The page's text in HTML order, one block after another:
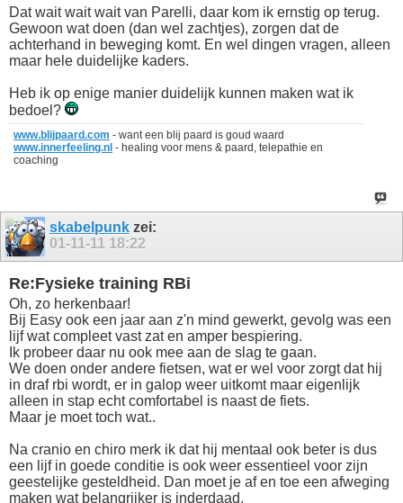
Dat wait wait wait van Parelli, daar kom ik ernstig op terug.
Gewoon wat doen (dan wel zachtjes), zorgen dat de
achterhand in beweging komt. En wel dingen vragen, alleen
maar hele duidelijke kaders.
Heb ik op enige manier duidelijk kunnen maken wat ik
bedoel?
www.blijpaard.com - want een blij paard is goud waard
www.innerfeeling.nl - healing voor mens & paard, telepathie en
coaching
skabelpunk zei:
01-11-11 18:22
Re:Fysieke training RBi
Oh, zo herkenbaar!
Bij Easy ook een jaar aan z'n mind gewerkt, gevolg was een
lijf wat compleet vast zat en amper bespiering.
Ik probeer daar nu ook mee aan de slag te gaan.
We doen onder andere fietsen, wat er wel voor zorgt dat hij
in draf rbi wordt, er in galop weer uitkomt maar eigenlijk
alleen in stap echt comfortabel is naast de fiets.
Maar je moet toch wat..
Na cranio en chiro merk ik dat hij mentaal ook beter is dus
een lijf in goede conditie is ook weer essentieel voor zijn
geestelijke gesteldheid. Dan moet je af en toe een afweging
maken wat belangrijker is inderdaad.